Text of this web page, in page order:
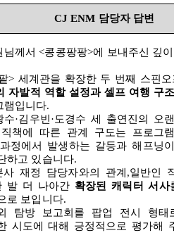
CJ ENM 담당자 답변
님께서 <콩콩팡팡>에 보내주신 깊
> 세계관을 확장한 두 번째 스핀오
자발적 역할 설정과 셀프 여행 구
램입니다.
수·김우빈 ·도경수 세 출연진의 오
직책에 따른 관계 구도는 프로그
정에서 발생하는 갈등과 해프닝
하고 있습니다.
재정 담당자와의 관계 ,일반인
발 더 나아간 확장된 캐릭터 서사
로 보입니다.
탐방 보고회를 팝업 전시 형태
시도에 대해 긍정적으로 평가해